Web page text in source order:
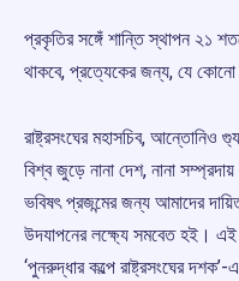
প্রকৃতির সঙ্গেঁ শান্তি স্থাপন ২১
থাকবে, প্রত্যেকের জন্য, যে কোনো
রাষ্ট্রসংঘের মহাসচিব,
বিশ্ব জুড়ে নানা দেশ, নানা
ভবিষৎ প্রজন্মের জন্য আমাদের
উদযাপনের লক্ষ্যে সমবেত হই। এই
‘পুনরুদ্ধার কল্পে রাষ্ট্রসংঘের